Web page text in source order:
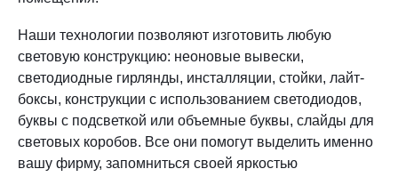
Наши технологии позволяют изготовить любую
световую конструкцию: неоновые вывески,
светодиодные гирлянды, инсталляции, стойки, лайт-
боксы, конструкции с использованием светодиодов,
буквы с подсветкой или объемные буквы, слайды для
световых коробов. Все они помогут выделить именно
вашу фирму, запомниться своей яркостью